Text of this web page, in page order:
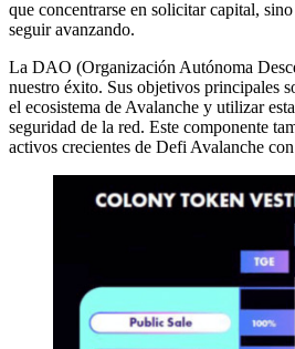
que concentrarse en solicitar capital,
seguir avanzando.
La DAO (Organización Autónoma
nuestro éxito. Sus objetivos principales
el ecosistema de Avalanche y utilizar
seguridad de la red. Este componente
activos crecientes de Defi Avalanche